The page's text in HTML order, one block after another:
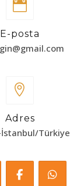
E-posta
Adres
Türkiye